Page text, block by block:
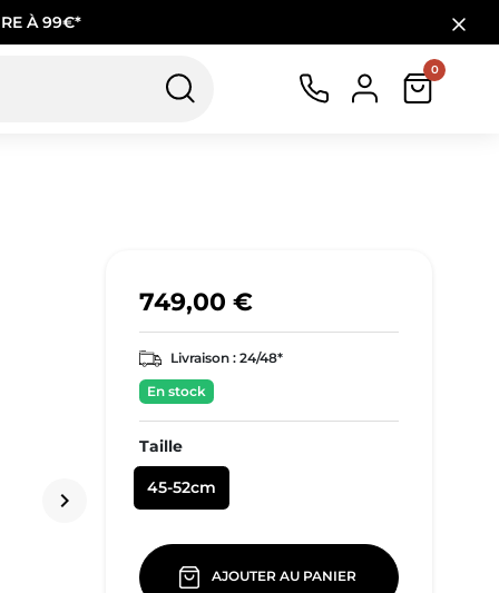
À 99€*
0
Suivant
keyboard_arrow_right
749,00 €
Livraison :24/48*
En stock
Taille
45-52cm
AJOUTER AU PANIER